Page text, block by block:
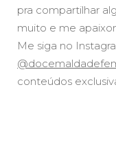
pra compartilhar
muito e me
Me siga no
conteúdos